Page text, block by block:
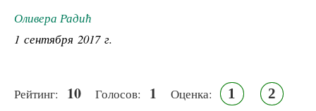
Оливера Радић
1 сентября 2017 г.
Рейтинг: 10 Голосов: 1 Оценка: 1 2